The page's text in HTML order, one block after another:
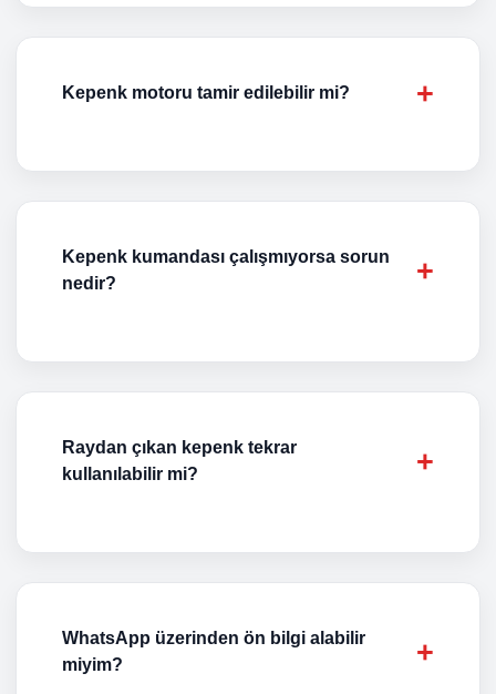
Kepenk motoru tamir edilebilir mi?
Kepenk kumandası çalışmıyorsa sorun
nedir?
Raydan çıkan kepenk tekrar
kullanılabilir mi?
WhatsApp üzerinden ön bilgi alabilir
miyim?